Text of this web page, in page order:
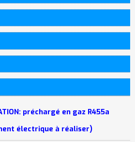
préchargé en gaz R455a
électrique à réaliser)